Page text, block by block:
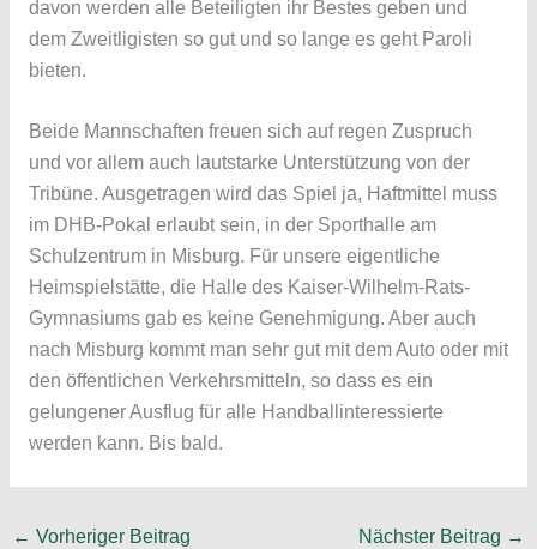
davon werden alle Beteiligten ihr Bestes geben und
dem Zweitligisten so gut und so lange es geht Paroli
bieten.
Beide Mannschaften freuen sich auf regen Zuspruch
und vor allem auch lautstarke Unterstützung von der
Tribüne. Ausgetragen wird das Spiel ja, Haftmittel muss
im DHB-Pokal erlaubt sein, in der Sporthalle am
Schulzentrum in Misburg. Für unsere eigentliche
Heimspielstätte, die Halle des Kaiser-Wilhelm-Rats-
Gymnasiums gab es keine Genehmigung. Aber auch
nach Misburg kommt man sehr gut mit dem Auto oder mit
den öffentlichen Verkehrsmitteln, so dass es ein
gelungener Ausflug für alle Handballinteressierte
werden kann. Bis bald.
← Vorheriger Beitrag Nächster Beitrag →